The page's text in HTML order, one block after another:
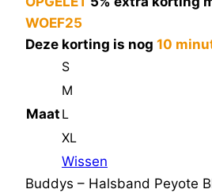
WOEF25
Deze korting is nog 10
Maat
S
M
L
XL
Wissen
Buddys – Halsband Peyote